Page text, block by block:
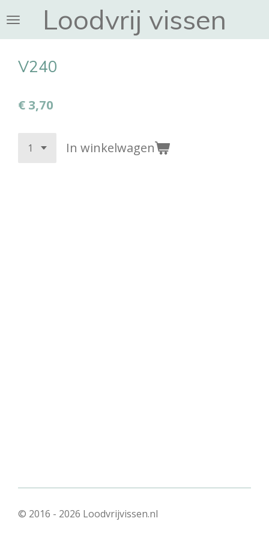
direct
naar
hoofdinhoud
Loodvrij vissen
V240
€ 3,70
In winkelwagen
© 2016 - 2026 Loodvrijvissen.nl